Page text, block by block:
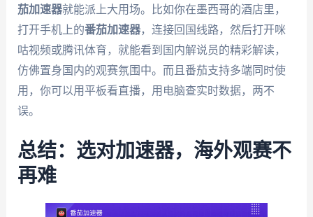
茄加速器就能派上大用场。比如你在墨西哥的酒店里，
打开手机上的番茄加速器，连接回国线路，然后打开咪
咕视频或腾讯体育，就能看到国内解说员的精彩解读，
仿佛置身国内的观赛氛围中。而且番茄支持多端同时使
用，你可以用平板看直播，用电脑查实时数据，两不
误。
总结：选对加速器，海外观赛不
再难